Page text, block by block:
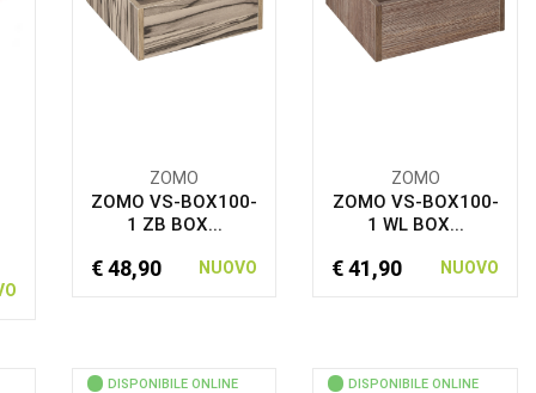
ZOMO
ZOMO VS-BOX100-
1 ZB BOX...
€ 48,90 NUOVO
ZOMO
ZOMO VS-BOX100-
1 WL BOX...
€ 41,90 NUOVO
DISPONIBILE ONLINE DISPONIBILE ONLINE